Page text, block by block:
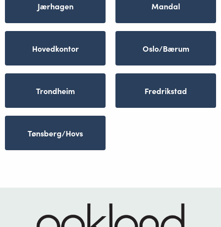
Jærhagen Mandal
Hovedkontor Oslo/Bærum
Trondheim Fredrikstad
Tønsberg/Hovs